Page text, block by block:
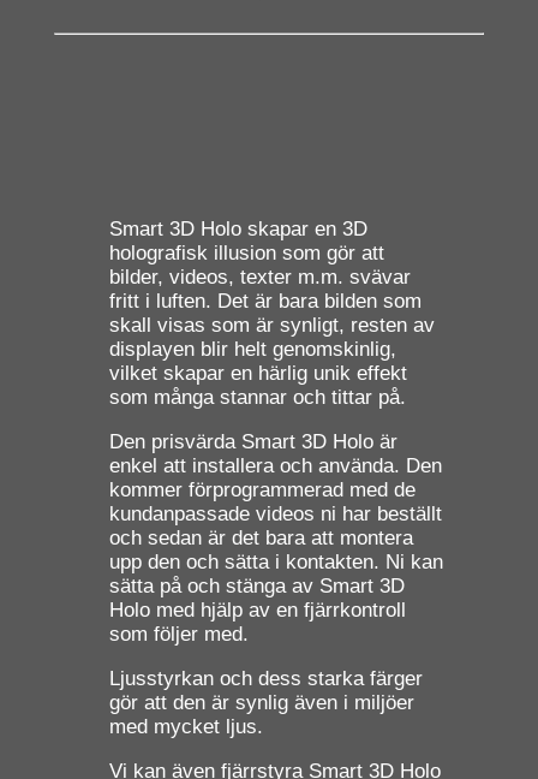
Smart 3D Holo skapar en 3D
holografisk illusion som gör att
bilder, videos, texter m.m. svävar
fritt i luften. Det är bara bilden som
skall visas som är synligt, resten av
displayen blir helt genomskinlig,
vilket skapar en härlig unik effekt
som många stannar och tittar på.
Den prisvärda Smart 3D Holo är
enkel att installera och använda. Den
kommer förprogrammerad med de
kundanpassade videos ni har beställt
och sedan är det bara att montera
upp den och sätta i kontakten. Ni kan
sätta på och stänga av Smart 3D
Holo med hjälp av en fjärrkontroll
som följer med.
Ljusstyrkan och dess starka färger
gör att den är synlig även i miljöer
med mycket ljus.
Vi kan även fjärrstyra Smart 3D Holo